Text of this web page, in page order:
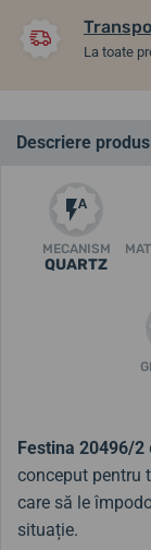
La toate
Descriere produs
MECANISM
QUARTZ
Festina 20496/2
conceput pentru
care să le
situație.